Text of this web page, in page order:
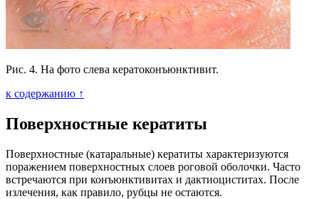
Рис. 4. На фото слева кератоконъюнктивит.
к содержанию ↑
Поверхностные кератиты
Поверхностные (катаральные) кератиты характеризуются
поражением поверхностных слоев роговой оболочки. Часто
встречаются при конъюнктивитах и дактиоциститах. После
излечения, как правило, рубцы не остаются.